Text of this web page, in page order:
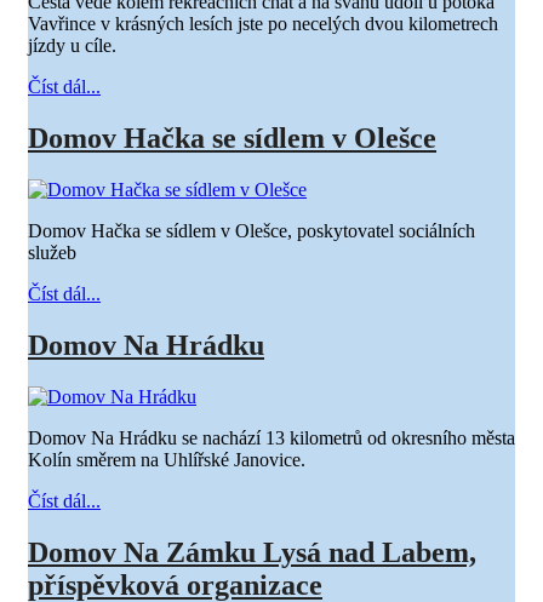
Vavřince v krásných lesích jste po necelých dvou kilometrech
jízdy u cíle.
Číst dál...
Domov Hačka se sídlem v Olešce
Domov Hačka se sídlem v Olešce, poskytovatel sociálních
služeb
Číst dál...
Domov Na Hrádku
Domov Na Hrádku se nachází 13 kilometrů od okresního města
Kolín směrem na Uhlířské Janovice.
Číst dál...
Domov Na Zámku Lysá nad Labem,
příspěvková organizace